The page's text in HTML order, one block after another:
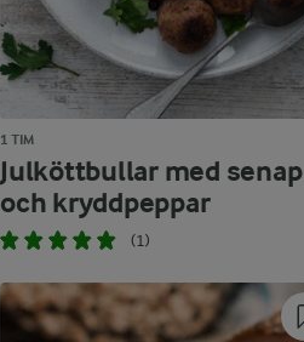
1 TIM
Julköttbullar med senap
och kryddpeppar
(1)